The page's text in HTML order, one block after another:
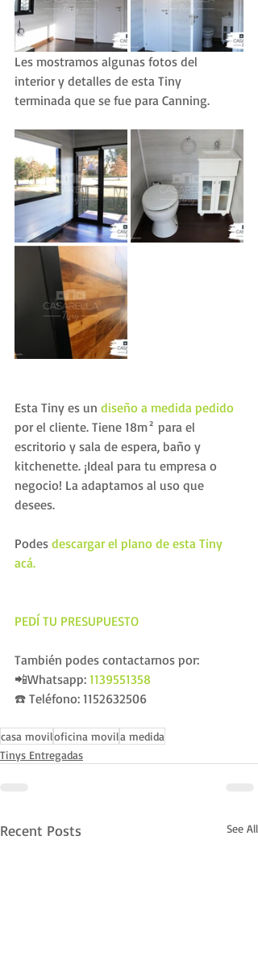
Les mostramos algunas fotos del
interior y detalles de esta Tiny
terminada que se fue para Canning.
Esta Tiny es un diseño a medida pedido
por el cliente. Tiene 18m² para el
escritorio y sala de espera, baño y
kitchenette. ¡Ideal para tu empresa o
negocio! La adaptamos al uso que
desees.
Podes descargar el plano de esta Tiny
acá.
PEDÍ TU PRESUPUESTO
También podes contactarnos por:
📲Whatsapp: 1139551358
☎️ Teléfono: 1152632506
casa moviloficina movila medida
Tinys Entregadas
Recent Posts See All